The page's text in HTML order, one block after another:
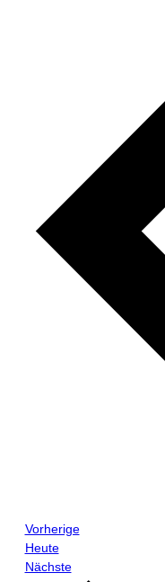
VorherigeVeranstaltungen
Heute
NächsteVeranstaltungen